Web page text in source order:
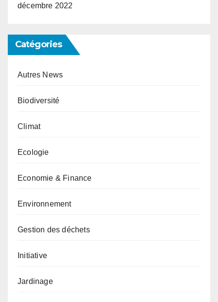
décembre 2022
Catégories
Autres News
Biodiversité
Climat
Ecologie
Economie & Finance
Environnement
Gestion des déchets
Initiative
Jardinage